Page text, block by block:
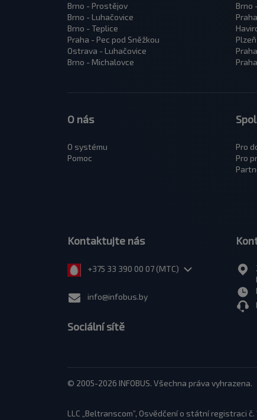
Brno - Prostějov
Brno - Luhačovice
Brno - Teplice
Praha - Pec pod Sněžkou
Ostrava - Luhačovice
Brno - Michalovce
Brno
O nás
O systému
Pomoc
Pro
Pro
Kontaktujte nás
+375 33 390 00 07 (МТС)
info@infobus.by
Sociální sítě
© 2005-2026 INFOBUS. Všechna práva vyhrazena.
LLC „Beltranscom”, Osvědčení o státní registraci